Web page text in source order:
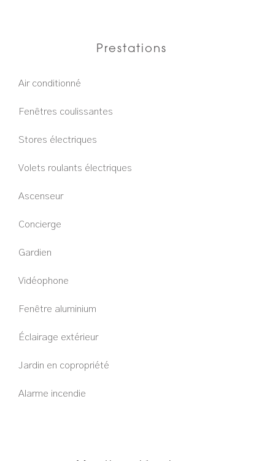
Prestations
Air conditionné
Fenêtres coulissantes
Stores électriques
Volets roulants électriques
Ascenseur
Concierge
Gardien
Vidéophone
Fenêtre aluminium
Éclairage extérieur
Jardin en copropriété
Alarme incendie